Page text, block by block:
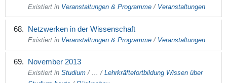
Existiert in Veranstaltungen & Programme / Veranstaltungen
Netzwerken in der Wissenschaft
Existiert in Veranstaltungen & Programme / Veranstaltungen
November 2013
Existiert in Studium / … / Lehrkräftefortbildung Wissen über